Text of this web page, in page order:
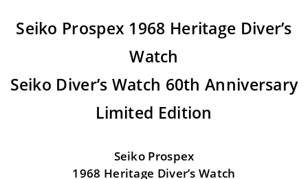
Seiko Prospex 1968 Heritage Diver’s
Watch
Seiko Diver’s Watch 60th Anniversary
Limited Edition
Seiko Prospex
1968 Heritage Diver’s Watch